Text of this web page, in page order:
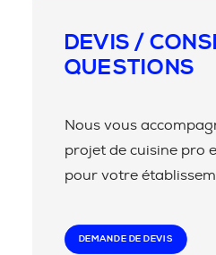
DEVIS /
QUESTIONS
Nous vous
projet de cuisine pro
pour votre
DEMANDE DE DEVIS